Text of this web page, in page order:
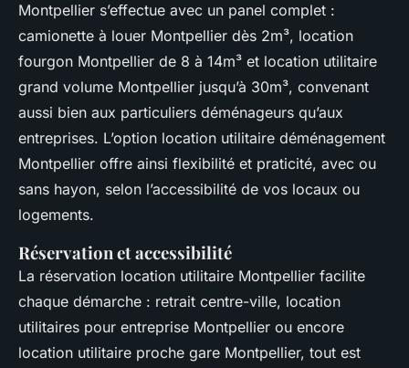
Montpellier s’effectue avec un panel complet :
camionette à louer Montpellier dès 2m³, location
fourgon Montpellier de 8 à 14m³ et location utilitaire
grand volume Montpellier jusqu’à 30m³, convenant
aussi bien aux particuliers déménageurs qu’aux
entreprises. L’option location utilitaire déménagement
Montpellier offre ainsi flexibilité et praticité, avec ou
sans hayon, selon l’accessibilité de vos locaux ou
logements.
Réservation et accessibilité
La réservation location utilitaire Montpellier facilite
chaque démarche : retrait centre-ville, location
utilitaires pour entreprise Montpellier ou encore
location utilitaire proche gare Montpellier, tout est